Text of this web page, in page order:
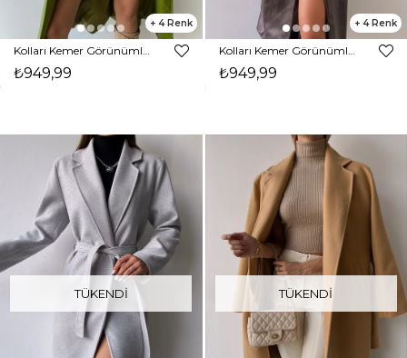
4
₺949,99
4
₺949,99
TÜKENDI TÜKENDI